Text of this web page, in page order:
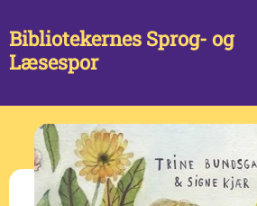
Bibliotekernes Sprog- og
Læsespor